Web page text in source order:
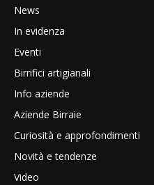
News
In evidenza
Eventi
Birrifici artigianali
Info aziende
Aziende Birraie
Curiosità e approfondimenti
Novità e tendenze
Video